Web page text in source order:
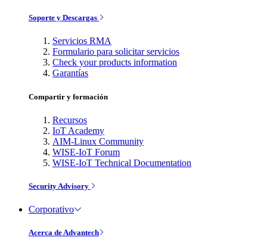
Soporte y Descargas
Servicios RMA
Formulario para solicitar servicios
Check your products information
Garantías
Compartir y formación
Recursos
IoT Academy
AIM-Linux Community
WISE-IoT Forum
WISE-IoT Technical Documentation
Security Advisory
Corporativo
Acerca de Advantech